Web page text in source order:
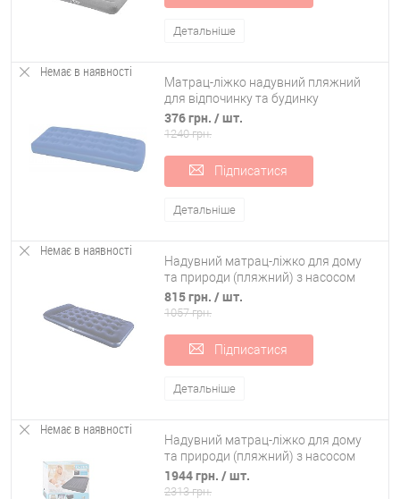
Детальніше
Немає в наявності
Матрац-ліжко надувний пляжний
для відпочинку та будинку
185x76см Bestway (67000)
376 грн. / шт.
1240 грн.
Підписатися
Детальніше
Немає в наявності
Надувний матрац-ліжко для дому
та природи (пляжний) з насосом
188х99см Bestway (67224)
815 грн. / шт.
1057 грн.
Підписатися
Детальніше
Немає в наявності
Надувний матрац-ліжко для дому
та природи (пляжний) з насосом
203х152см Intex (66781)
1944 грн. / шт.
2313 грн.